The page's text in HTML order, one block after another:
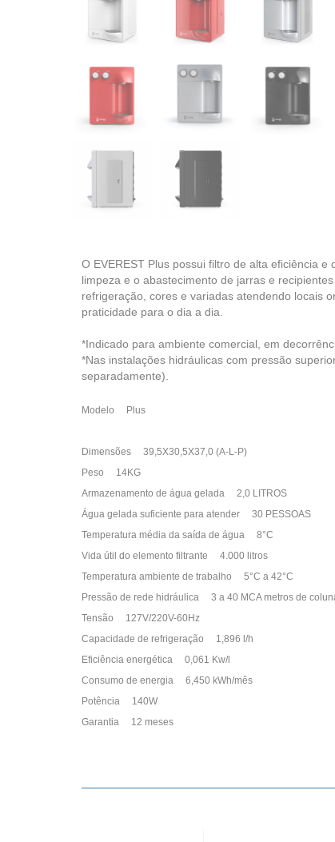
O EVEREST Plus possui filtro de alta eficiência
limpeza e o abastecimento de jarras e
refrigeração, cores e variadas atendendo locais
praticidade para o dia a dia.
*Indicado para ambiente comercial, em
*Nas instalações hidráulicas com pressão
separadamente).
Modelo Plus
Dimensões
39,5X30,5X37,0 (A-L-P)
Peso
14KG
Armazenamento de água gelada
2,0 LITROS
Água gelada suficiente para atender
30 PESSOAS
Temperatura média da saída de água
8°C
Vida útil do elemento filtrante
4.000 litros
Temperatura ambiente de trabalho
5°C a 42°C
Pressão de rede hidráulica
3 a 40 MCA metros de
Tensão
127V/220V-60Hz
Capacidade de refrigeração
1,896 l/h
Eficiência energética
0,061 Kw/l
Consumo de energia
6,450 kWh/mês
Potência
140W
Garantia
12 meses